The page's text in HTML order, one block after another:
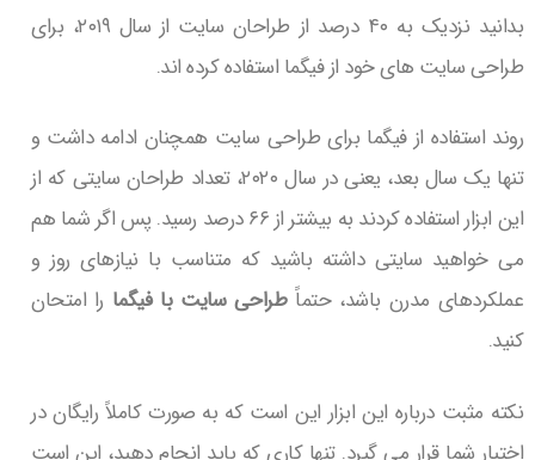
بدانید نزدیک به ۴۰ درصد از طراحان سایت از سال ۲۰۱۹، برای
طراحی سایت های خود از فیگما استفاده کرده اند.
روند استفاده از فیگما برای طراحی سایت همچنان ادامه داشت و
تنها یک سال بعد، یعنی در سال ۲۰۲۰، تعداد طراحان سایتی که از
این ابزار استفاده کردند به بیشتر از ۶۶ درصد رسید. پس اگر شما هم
می خواهید سایتی داشته باشید که متناسب با نیازهای روز و
عملکردهای مدرن باشد، حتماًطراحی سایت با فیگما را امتحان
کنید.
نکته مثبت درباره این ابزار این است که به صورت کاملاً رایگان در
اختیار شما قرار می گیرد. تنها کاری که باید انجام دهید، این است